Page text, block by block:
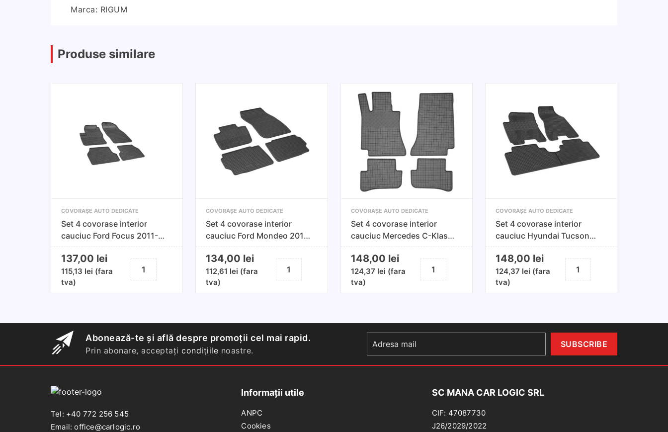
Marca: RIGUM
Produse similare
COVORAȘE AUTO DEDICATE
Set 4 covorase interior
cauciuc Ford Focus 2011-
2017
137,00 lei
115,13 lei (fara
tva)
Cantitate
Set
cauciuc
Ford
Focus
COVORAȘE AUTO DEDICATE
Set 4 covorase interior
cauciuc Ford Mondeo 2014-
prezent
134,00 lei
112,61 lei (fara
tva)
Cantitate
Set
cauciuc
Ford
COVORAȘE AUTO DEDICATE
Set 4 covorase interior
cauciuc Mercedes C-Klasse
14- (W205)
148,00 lei
124,37 lei (fara
tva)
Cantitate
Set
cauciuc
Mercedes
C-
COVORAȘE AUTO DEDICATE
Set 4 covorase interior
cauciuc Hyundai Tucson
2004-2014
148,00 lei
124,37 lei (fara
tva)
Cantitate
Set
cauciuc
Hyundai
Tucson
Abonează-te și află despre promoții cel mai rapid.
Prin abonare, acceptați condițiile noastre.
Tel: +40 772 256 545
Email: office@carlogic.ro
Informații utile
ANPC
Cookies
SC MANA CAR LOGIC SRL
CIF: 47087730
J26/2029/2022